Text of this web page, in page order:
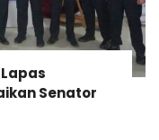
Senator